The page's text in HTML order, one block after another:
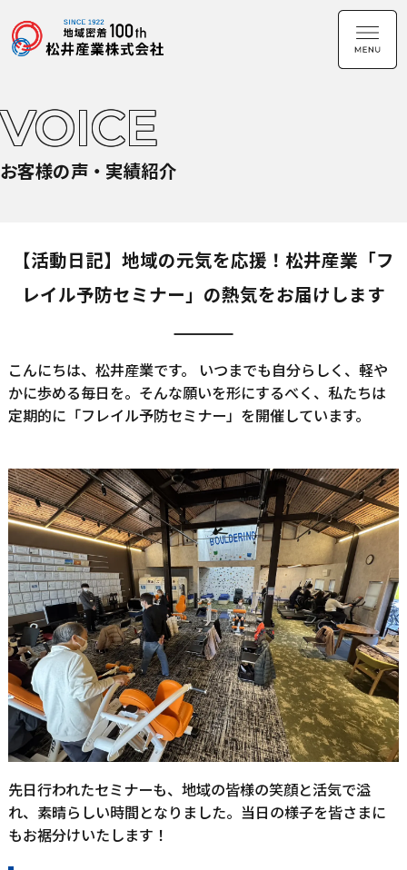
VOICE
お客様の声・実績紹介
【活動日記】地域の元気を応援！松井産業「フ
レイル予防セミナー」の熱気をお届けします
こんにちは、松井産業です。 いつまでも自分らしく、軽や
かに歩める毎日を。そんな願いを形にするべく、私たちは
定期的に「フレイル予防セミナー」を開催しています。
先日行われたセミナーも、地域の皆様の笑顔と活気で溢
れ、素晴らしい時間となりました。当日の様子を皆さまに
もお裾分けいたします！